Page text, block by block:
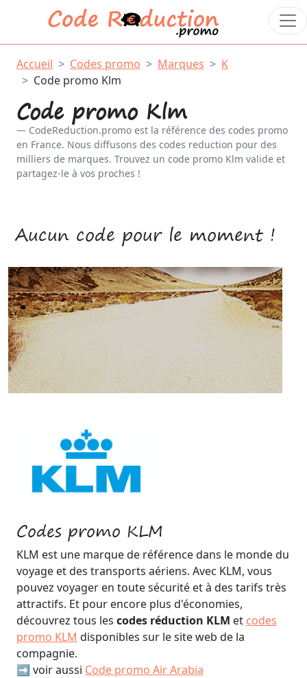
Accueil Codes promo Marques
K
Code promo Klm
Code promo Klm
CodeReduction.promo est la référence des codes promo
en France. Nous diffusons des codes reduction pour des
milliers de marques. Trouvez un code promo Klm valide et
partagez-le à vos proches !
Codes promo KLM
KLM est une marque de référence dans le monde du
voyage et des transports aériens. Avec KLM, vous
pouvez voyager en toute sécurité et à des tarifs très
attractifs. Et pour encore plus d'économies,
découvrez tous les codes réduction KLM et codes
promo KLM disponibles sur le site web de la
compagnie.
➡️ voir aussi Code promo Air Arabia
Aucun code pour le moment !